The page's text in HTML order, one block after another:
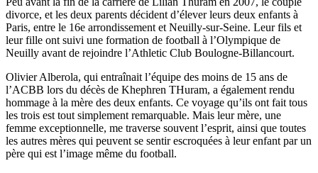
divorce, et les deux parents décident d’élever leurs deux enfants à
Paris, entre le 16e arrondissement et Neuilly-sur-Seine. Leur fils et
leur fille ont suivi une formation de football à l’Olympique de
Neuilly avant de rejoindre l’Athletic Club Boulogne-Billancourt.
Olivier Alberola, qui entraînait l’équipe des moins de 15 ans de
l’ACBB lors du décès de Khephren THuram, a également rendu
hommage à la mère des deux enfants. Ce voyage qu’ils ont fait tous
les trois est tout simplement remarquable. Mais leur mère, une
femme exceptionnelle, me traverse souvent l’esprit, ainsi que toutes
les autres mères qui peuvent se sentir escroquées à leur enfant par un
père qui est l’image même du football.